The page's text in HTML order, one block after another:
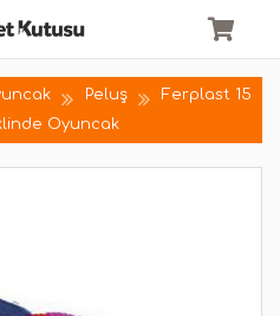
Peluş
Ferplast 15
Oyuncak